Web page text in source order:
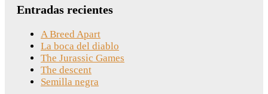
Entradas recientes
A Breed Apart
La boca del diablo
The Jurassic Games
The descent
Semilla negra